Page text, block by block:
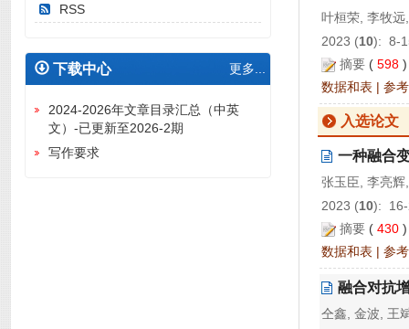
叶桓荣, 李牧远
2023 (10): 8-
摘要 ( 598
数据和表 | 参
入选论文
一种融合
张玉臣, 李亮
2023 (10):
摘要 ( 430
数据和表 | 参
融合对抗
仝鑫, 金波, 王
RSS
下载中心 更多...
2024-2026年文章目录汇总（中英
文）-已更新至2026-2期
写作要求